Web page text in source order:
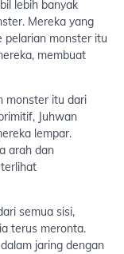
lebih banyak
Mereka yang
pelarian monster itu
membuat
monster itu dari
Juhwan
lempar.
arah dan
semua sisi,
terus meronta.
jaring dengan